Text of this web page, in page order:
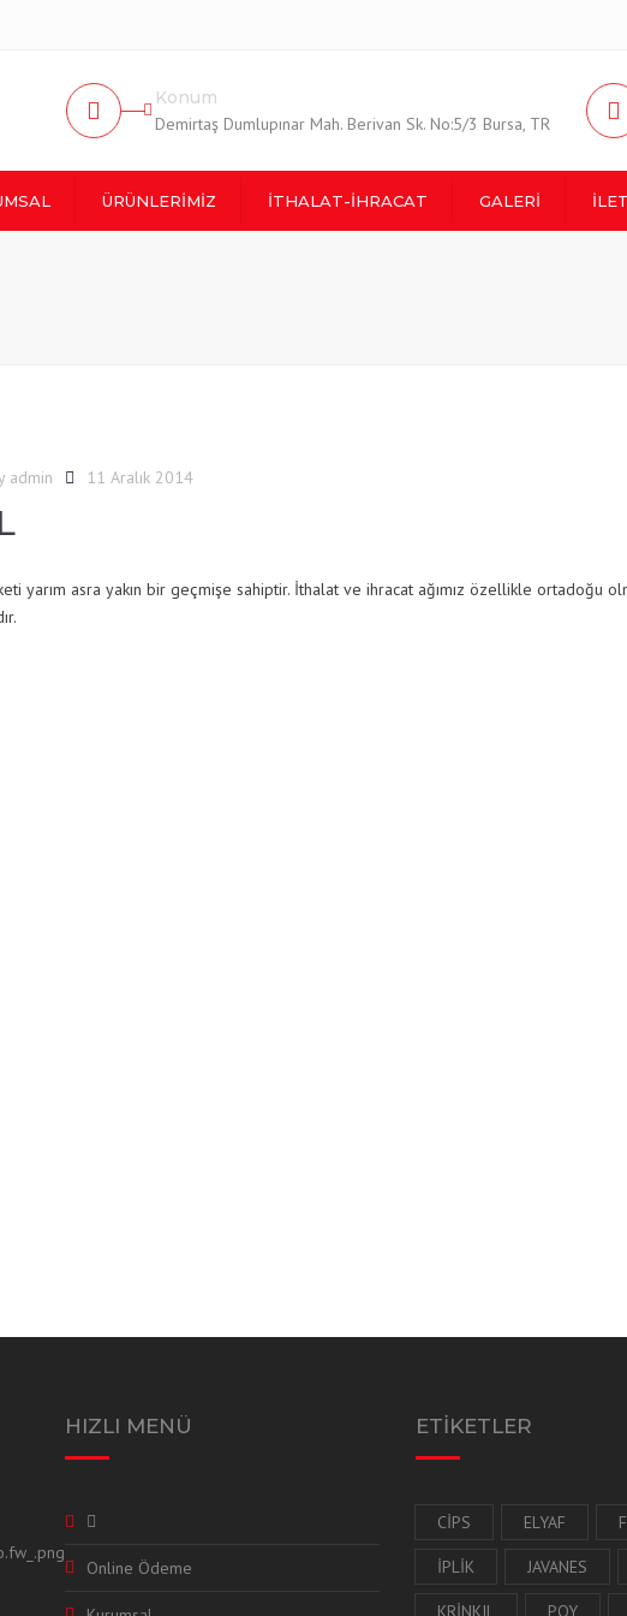
Konum
Demirtaş Dumlupınar Mah. Berivan Sk. No:5/3 Bursa, TR
ÜRÜNLERIMIZ İTHALAT-İHRACAT GALERI
admin 11 Aralık 2014
yarım asra yakın bir geçmişe sahiptir. İthalat ve ihracat ağımız özellikle ortadoğu
HIZLI MENÜ
Online Ödeme
ETİKETLER
CIPS ELYAF
IPLIK JAVANES
KRINKIL POY